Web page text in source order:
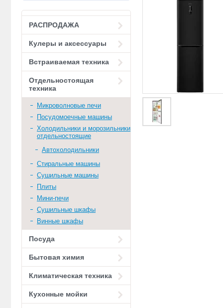
РАСПРОДАЖА
Кулеры и аксессуары
Встраиваемая техника
Отдельностоящая
техника
Микроволновые печи
Посудомоечные машины
Холодильники и морозильники
отдельностоящие
Автохолодильники
Стиральные машины
Сушильные машины
Плиты
Мини-печи
Сушильные шкафы
Винные шкафы
Посуда
Бытовая химия
Климатическая техника
Кухонные мойки